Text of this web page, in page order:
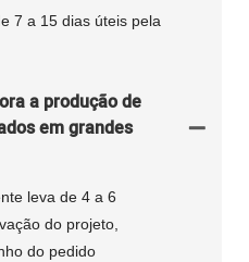
7 a 15 dias úteis pela
a produção de
em grandes
leva de 4 a 6
do projeto,
do pedido